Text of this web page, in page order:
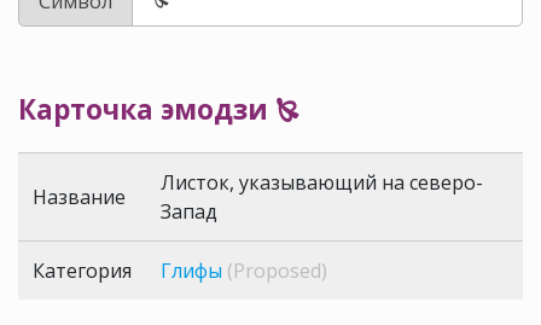
Карточка эмодзи 🙐
Название
Листок, указывающий на северо-
Запад
Категория Глифы (Proposed)